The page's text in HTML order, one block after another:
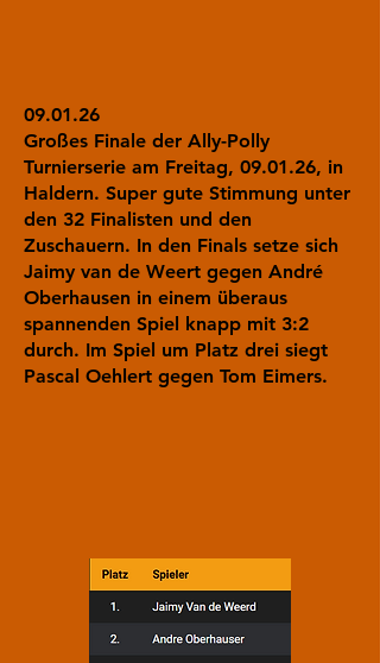
09.01.26
Großes Finale der Ally-Polly
Turnierserie am Freitag, 09.01.26, in
Haldern. Super gute Stimmung unter
den 32 Finalisten und den
Zuschauern. In den Finals setze sich
Jaimy van de Weert gegen André
Oberhausen in einem überaus
spannenden Spiel knapp mit 3:2
durch. Im Spiel um Platz drei siegt
Pascal Oehlert gegen Tom Eimers.